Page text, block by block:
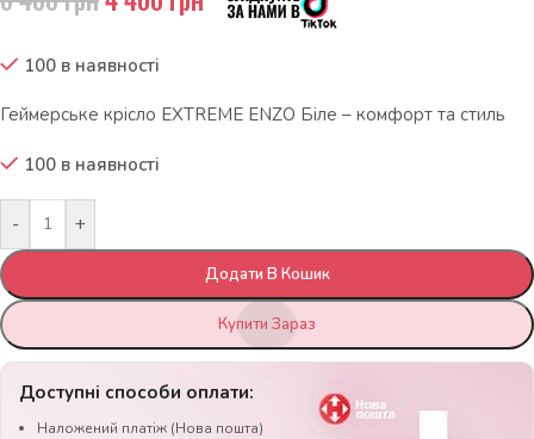
100 в наявності
Геймерське крісло EXTREME ENZO Біле – комфорт та стиль
100 в наявності
- +
Додати В Кошик
Купити Зараз
Доступні способи оплати:
Наложений платіж (Нова пошта)